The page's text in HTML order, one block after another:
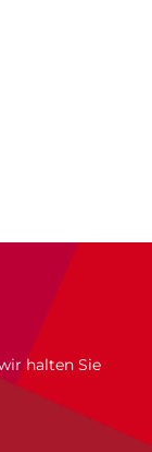
halten Sie